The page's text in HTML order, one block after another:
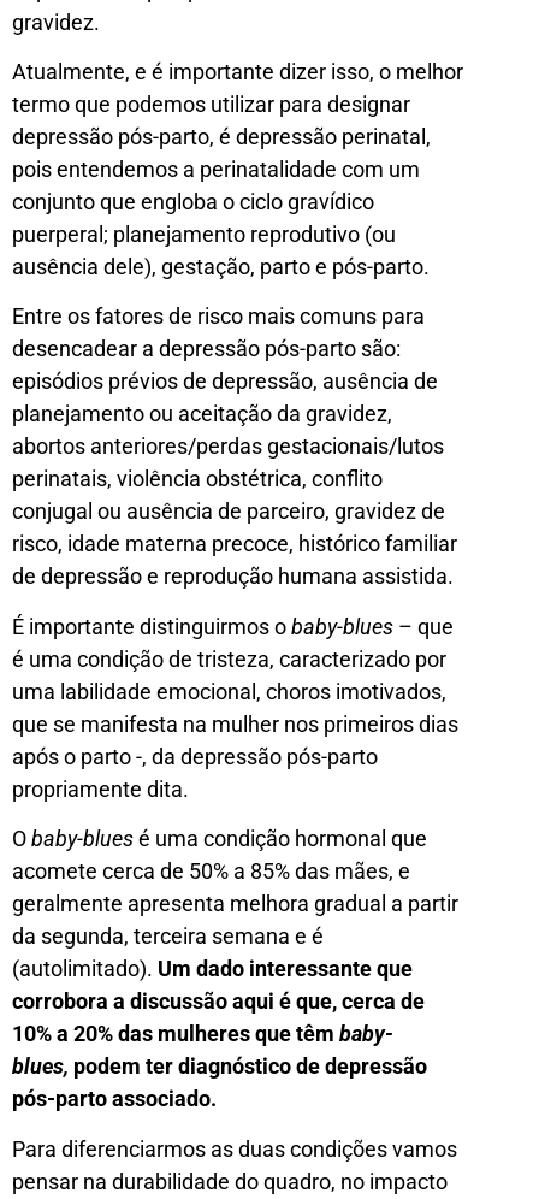
gravidez.
Atualmente, e é importante dizer isso, o melhor
termo que podemos utilizar para designar
depressão pós-parto, é depressão perinatal,
pois entendemos a perinatalidade com um
conjunto que engloba o ciclo gravídico
puerperal; planejamento reprodutivo (ou
ausência dele), gestação, parto e pós-parto.
Entre os fatores de risco mais comuns para
desencadear a depressão pós-parto são:
episódios prévios de depressão, ausência de
planejamento ou aceitação da gravidez,
abortos anteriores/perdas gestacionais/lutos
perinatais, violência obstétrica, conflito
conjugal ou ausência de parceiro, gravidez de
risco, idade materna precoce, histórico familiar
de depressão e reprodução humana assistida.
É importante distinguirmos obaby-blues – que
é uma condição de tristeza, caracterizado por
uma labilidade emocional, choros imotivados,
que se manifesta na mulher nos primeiros dias
após o parto -, da depressão pós-parto
propriamente dita.
Obaby-bluesé uma condição hormonal que
acomete cerca de 50% a 85% das mães, e
geralmente apresenta melhora gradual a partir
da segunda, terceira semana e é
(autolimitado). Um dado interessante que
corrobora a discussão aqui é que, cerca de
10% a 20% das mulheres que têm baby-
blues, podem ter diagnóstico de depressão
pós-parto associado.
Para diferenciarmos as duas condições vamos
pensar na durabilidade do quadro, no impacto